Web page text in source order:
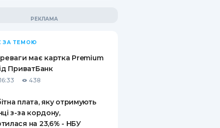
ВІНЬЄТКА
ВІД
ВИПАДКІВ
ПИТАННЯ ТА ВІДПОВІДІ
ПУТІВНИКИ ПО
ЗА ТЕМОЮ
має картка Premium
ПриватБанк
438
плата, яку отримують
з-за кордону,
на 23,6% - НБУ